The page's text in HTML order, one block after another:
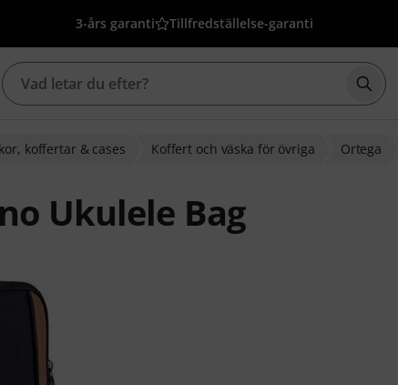
3-års garanti Tillfredställelse-garanti
koffertar & cases Koffert och väska för övriga Ortega
Ukulele Bag